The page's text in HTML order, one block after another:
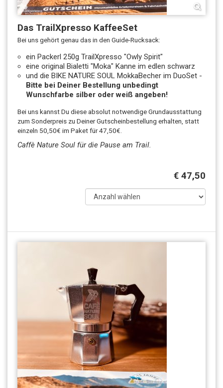
Das TrailXpresso KaffeeSet
Bei uns gehört genau das in den Guide-Rucksack:
ein Packerl 250g TrailXpresso "Owly Spirit"
eine original Bialetti "Moka" Kanne im edlen schwarz
und die BIKE NATURE SOUL MokkaBecher im DuoSet -
Bitte bei Deiner Bestellung unbedingt
Wunschfarbe silber oder weiß angeben!
Bei uns kannst Du diese absolut notwendige Grundausstattung
zum Sonderpreis zu Deiner Gutscheinbestellung erhalten, statt
einzeln 50,50€ im Paket für 47,50€.
Caffè Nature Soul für die Pause am Trail.
€ 47,50